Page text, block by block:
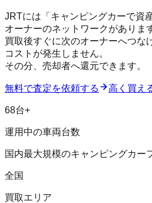
JRTには「キャンピングカーで資
オーナーのネットワークがありま
買取後すぐに次のオーナーへつな
コストが発生しません。
その分、売却者へ還元できます。
無料で査定を依頼する 高く買え
68台+
運用中の車両台数
国内最大規模のキャンピングカー
全国
買取エリア